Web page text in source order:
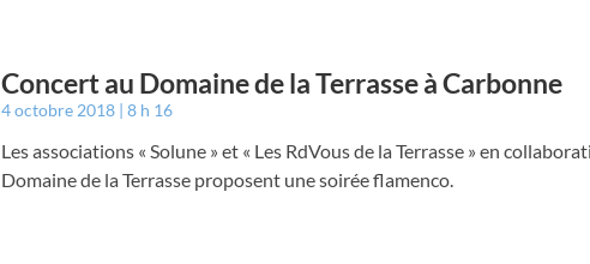
Concert au Domaine de la Terrasse à Carbonne
4 octobre 2018 8 h 16
Les associations « Solune » et « Les RdVous de la Terrasse » en
Domaine de la Terrasse proposent une soirée flamenco.